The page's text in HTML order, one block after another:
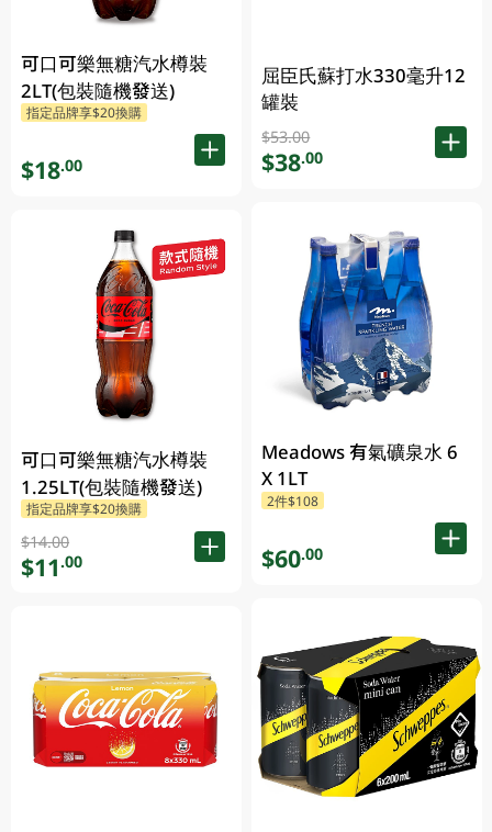
可口可樂無糖汽水樽裝
2LT(包裝隨機發送)
指定品牌享$20換購
$18.00
可口可樂無糖汽水樽裝
1.25LT(包裝隨機發送)
指定品牌享$20換購
$14.00
$11.00
屈臣氏蘇打水330毫升12
罐裝
$53.00
$38.00
Meadows 有氣礦泉水 6
X 1LT
2件$108
$60.00